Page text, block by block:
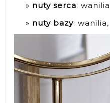
nuty serca:
nuty bazy: